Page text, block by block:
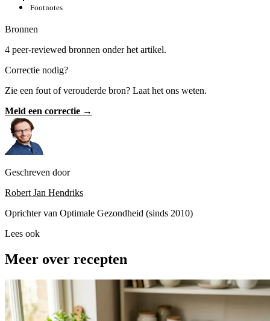
Footnotes
Bronnen
4 peer-reviewed bronnen onder het artikel.
Correctie nodig?
Zie een fout of verouderde bron? Laat het ons weten.
Meld een correctie →
Geschreven door
Robert Jan Hendriks
Oprichter van Optimale Gezondheid (sinds 2010)
Lees ook
Meer over recepten